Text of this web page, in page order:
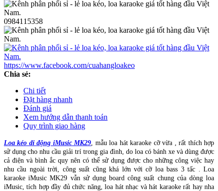
0984115358
https://www.facebook.com/cuahangloakeo
Chia sẻ:
Chi tiết
Đặt hàng nhanh
Đánh giá
Xem hướng dẫn thanh toán
Quy trình giao hàng
Loa kéo di động iMusic MK29, mẫu loa hát karaoke cỡ vừa , rất thích hợp
sử dụng cho nhu cầu giải trí trong gia đình, do loa có bánh xe và dùng được
cả điện và bình ắc quy nên có thể sử dụng được cho những công việc hay
nhu cầu ngoài trời, công suất cũng khá lớn với cỡ loa bass 3 tấc . Loa
karaoke iMusic MK29 vẫn sử dụng board công suất chung của dòng loa
iMusic, tích hợp đầy đủ chức năng, loa hát nhạc và hát karaoke rất hay nha